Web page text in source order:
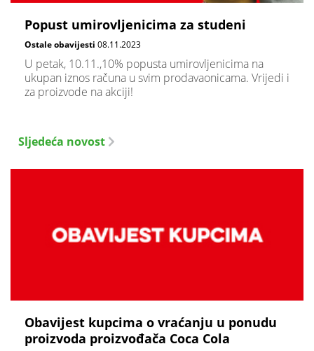
Popust umirovljenicima za studeni
Ostale obavijesti 08.11.2023
U petak, 10.11.,10% popusta umirovljenicima na
ukupan iznos računa u svim prodavaonicama. Vrijedi i
za proizvode na akciji!
Sljedeća novost
Obavijest kupcima o vraćanju u ponudu
proizvoda proizvođača Coca Cola